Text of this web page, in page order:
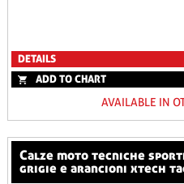
DETAILS
ADD TO CHART
AVAILABLE IN
calze moto tecniche sportive estive leggere corte
grigie e arancioni xtech